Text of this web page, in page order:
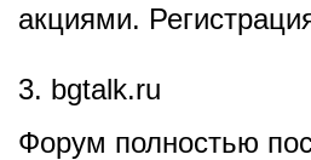
акциями.
3. bgtalk.ru
Форум полностью